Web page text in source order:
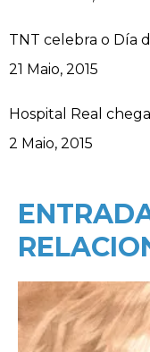
TNT celebra o Día
Data
21 Maio, 2015
Hospital Real
Data
2 Maio, 2015